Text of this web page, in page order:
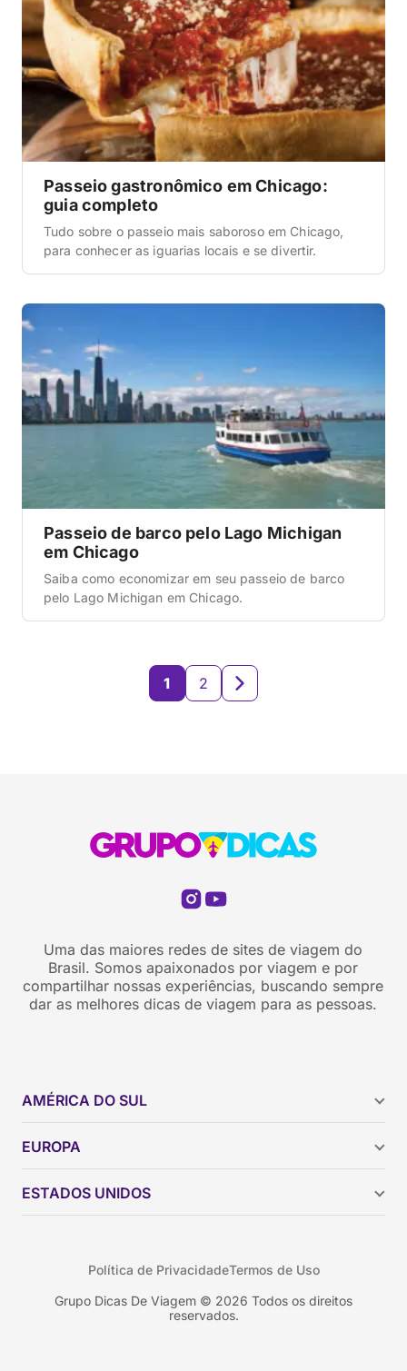
Passeio gastronômico em Chicago:
guia completo
Tudo sobre o passeio mais saboroso em Chicago,
para conhecer as iguarias locais e se divertir.
Passeio de barco pelo Lago Michigan
em Chicago
Saiba como economizar em seu passeio de barco
pelo Lago Michigan em Chicago.
1 2
Uma das maiores redes de sites de viagem do
Brasil. Somos apaixonados por viagem e por
compartilhar nossas experiências, buscando sempre
dar as melhores dicas de viagem para as pessoas.
AMÉRICA DO SUL
Brasil
Colômbia
EUROPA
ESTADOS UNIDOS
Nova York
Grupo Dicas De Viagem © 2026 Todos os direitos
reservados.
Política de PrivacidadeTermos de Uso